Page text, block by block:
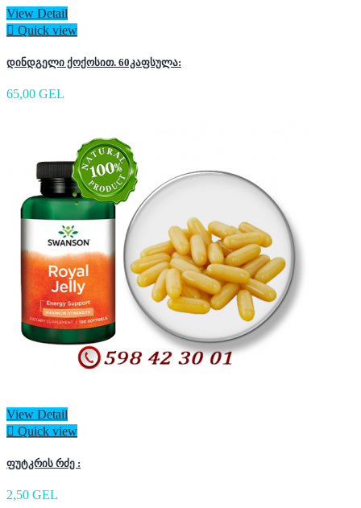
View Detail
 Quick view
დინდგელი ქოქოსით. 60კაფსულა:
65,00 GEL
View Detail
 Quick view
ფუტკრის რძე :
2,50 GEL